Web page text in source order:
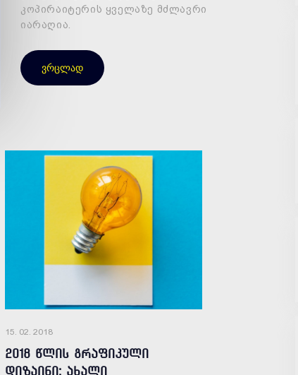
კოპირაიტერის ყველაზე მძლავრი
იარაღია.
ვრცლად
15. 02. 2018
2018 წლის გრაფიკული
დიზაინი: ახალი